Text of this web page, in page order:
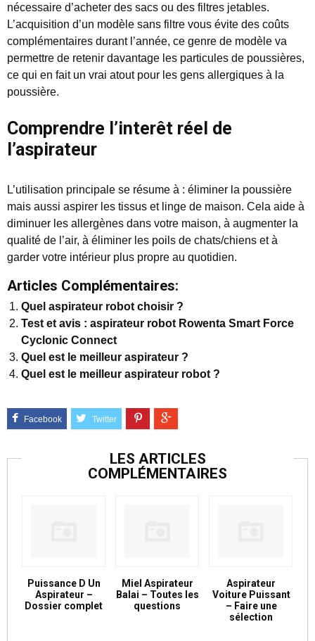
nécessaire d’acheter des sacs ou des filtres jetables.
L’acquisition d’un modèle sans filtre vous évite des coûts
complémentaires durant l’année, ce genre de modèle va
permettre de retenir davantage les particules de poussières,
ce qui en fait un vrai atout pour les gens allergiques à la
poussière.
Comprendre l’interêt réel de
l’aspirateur
L’utilisation principale se résume à : éliminer la poussière
mais aussi aspirer les tissus et linge de maison. Cela aide à
diminuer les allergènes dans votre maison, à augmenter la
qualité de l’air, à éliminer les poils de chats/chiens et à
garder votre intérieur plus propre au quotidien.
Articles Complémentaires:
Quel aspirateur robot choisir ?
Test et avis : aspirateur robot Rowenta Smart Force
Cyclonic Connect
Quel est le meilleur aspirateur ?
Quel est le meilleur aspirateur robot ?
LES ARTICLES
COMPLÉMENTAIRES
Puissance D Un
Aspirateur –
Dossier complet
Miel Aspirateur
Balai – Toutes les
questions
Aspirateur
Voiture Puissant
– Faire une
sélection